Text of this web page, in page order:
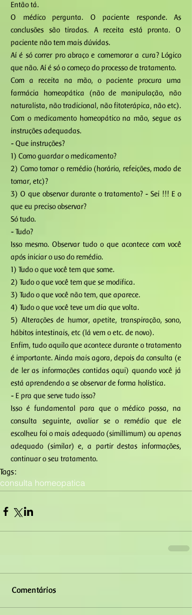
Então tá.
O médico pergunta. O paciente responde. As
conclusões são tiradas. A receita está pronta. O
paciente não tem mais dúvidas.
Aí é só correr pro abraço e comemorar a cura? Lógico
que não. Aí é só o começo do processo de tratamento.
Com a receita na mão, o paciente procura uma
farmácia homeopática (não de manipulação, não
Com o medicamento homeopático na mão, segue as
instruções adequadas.
- Que instruções?
1) Como guardar o medicamento?
2) Como tomar o remédio (horário, refeições, modo de
tomar, etc)?
3) O que observar durante o tratamento? - Sei !!! E o
que eu preciso observar?
Só tudo.
- Tudo?
Isso mesmo. Observar tudo o que acontece com você
após iniciar o uso do remédio.
1) Tudo o que você tem que some.
2) Tudo o que você tem que se modifica.
3) Tudo o que você não tem, que aparece.
4) Tudo o que você teve um dia que volta.
5) Alterações de humor, apetite, transpiração, sono,
hábitos intestinais, etc (lá vem o etc. de novo).
Enfim, tudo aquilo que acontece durante o tratamento
é importante. Ainda mais agora, depois da consulta (e
de ler as informações contidas aqui) quando você já
está aprendendo a se observar de forma holística.
- E pra que serve tudo isso?
Isso é fundamental para que o médico possa, na
consulta seguinte, avaliar se o remédio que ele
escolheu foi o mais adequado (simillimum) ou apenas
adequado (similar) e, a partir destas informações,
continuar o seu tratamento.
Tags:
consulta homeopatica
Comentários